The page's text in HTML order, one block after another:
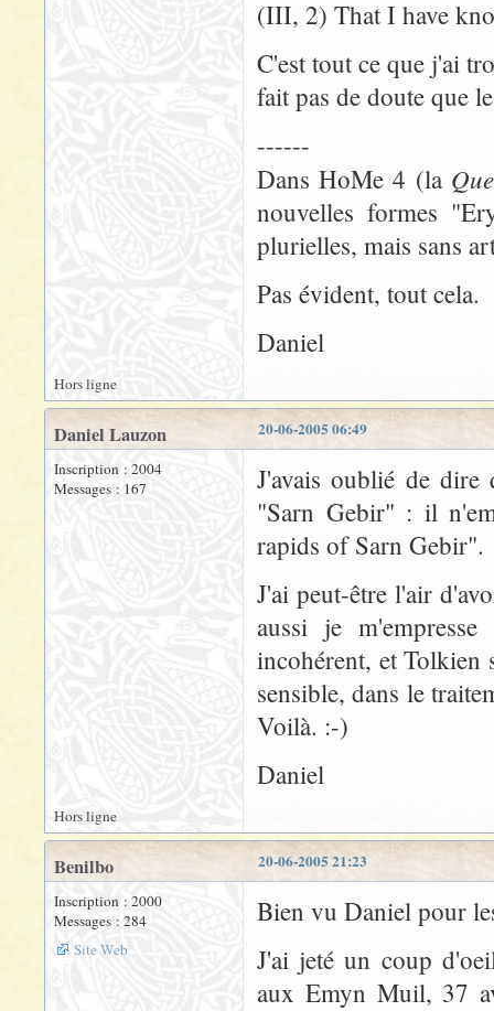
(III, 2) That I have
C'est tout ce que j'ai
fait pas de doute que
------
Dans HoMe 4 (la
nouvelles formes
plurielles, mais sans
Pas évident, tout cela.
Daniel
Hors ligne
20-06-2005 06:49
Daniel Lauzon
Inscription : 2004
Messages : 167
J'avais oublié de
"Sarn Gebir" : il
rapids of Sarn Gebir".
J'ai peut-être l'air
aussi je
incohérent, et Tolkien
sensible, dans le
Voilà. :-)
Daniel
Hors ligne
20-06-2005 21:23
Benilbo
Inscription : 2000
Messages : 284
Site Web
Bien vu Daniel pour
J'ai jeté un coup
aux Emyn Muil, 37